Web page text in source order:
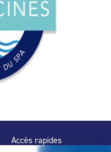
Accès rapides